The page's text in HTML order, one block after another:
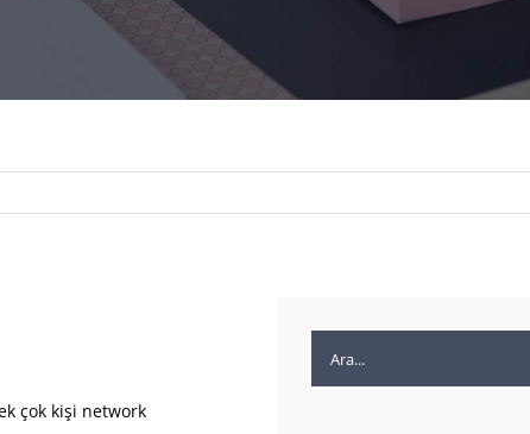
çok kişi network